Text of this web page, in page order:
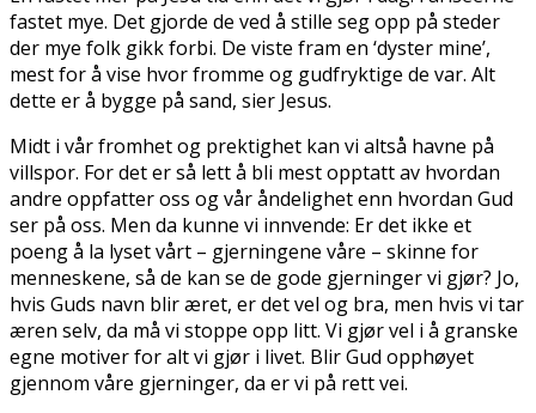
fastet mye. Det gjorde de ved å stille seg opp på steder
der mye folk gikk forbi. De viste fram en ‘dyster mine’,
mest for å vise hvor fromme og gudfryktige de var. Alt
dette er å bygge på sand, sier Jesus.
Midt i vår fromhet og prektighet kan vi altså havne på
villspor. For det er så lett å bli mest opptatt av hvordan
andre oppfatter oss og vår åndelighet enn hvordan Gud
ser på oss. Men da kunne vi innvende: Er det ikke et
poeng å la lyset vårt – gjerningene våre – skinne for
menneskene, så de kan se de gode gjerninger vi gjør? Jo,
hvis Guds navn blir æret, er det vel og bra, men hvis vi tar
æren selv, da må vi stoppe opp litt. Vi gjør vel i å granske
egne motiver for alt vi gjør i livet. Blir Gud opphøyet
gjennom våre gjerninger, da er vi på rett vei.